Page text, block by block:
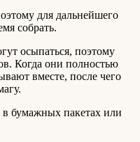
для дальнейшего
собрать.
осыпаться, поэтому
Когда они полностью
вместе, после чего
бумажных пакетах или